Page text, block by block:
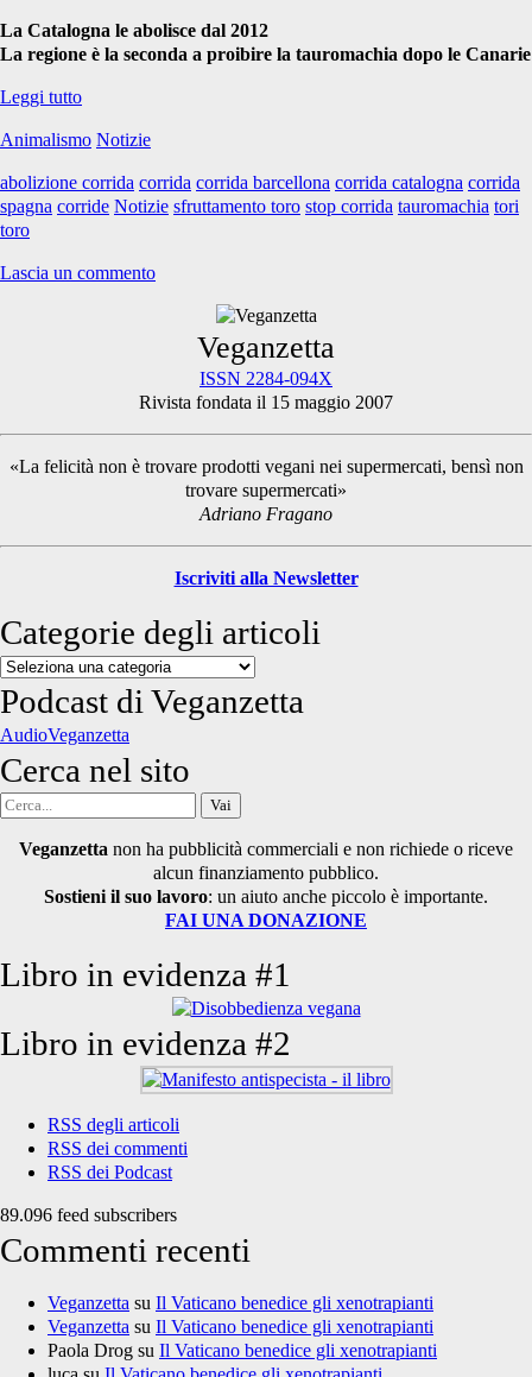
La Catalogna le abolisce dal 2012
La regione è la seconda a proibire la tauromachia dopo le Canarie
Leggi tuttoLa
della
in
Catalogna
Animalismo Notizie
abolizione corrida corrida corrida barcellona corrida catalogna corrida
spagna corride Notizie sfruttamento toro stop corrida tauromachia tori
toro
Lascia un commento
Sidebar
Veganzetta
ISSN 2284-094X
Rivista fondata il 15 maggio 2007
«La felicità non è trovare prodotti vegani nei supermercati, bensì non
trovare supermercati»
Adriano Fragano
Iscriviti alla Newsletter
Categorie degli articoli
Categorie
degli
articoli
Podcast di Veganzetta
AudioVeganzetta
Cerca nel sito
Cerca
Veganzetta non ha pubblicità commerciali e non richiede o riceve
alcun finanziamento pubblico.
Sostieni il suo lavoro: un aiuto anche piccolo è importante.
FAI UNA DONAZIONE
Libro in evidenza #1
Libro in evidenza #2
RSS degli articoli
RSS dei commenti
RSS dei Podcast
89.096 feed subscribers
Commenti recenti
Veganzetta su Il Vaticano benedice gli xenotrapianti
Veganzetta su Il Vaticano benedice gli xenotrapianti
Paola Drog su Il Vaticano benedice gli xenotrapianti